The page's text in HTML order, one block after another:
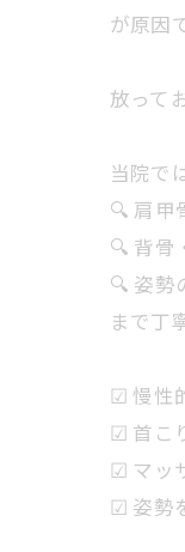
が原因
放って
当院で
🔍 肩甲
🔍 背骨
🔍 姿勢
まで丁
☑ 慢性
☑ 首こ
☑ マッ
☑ 姿勢